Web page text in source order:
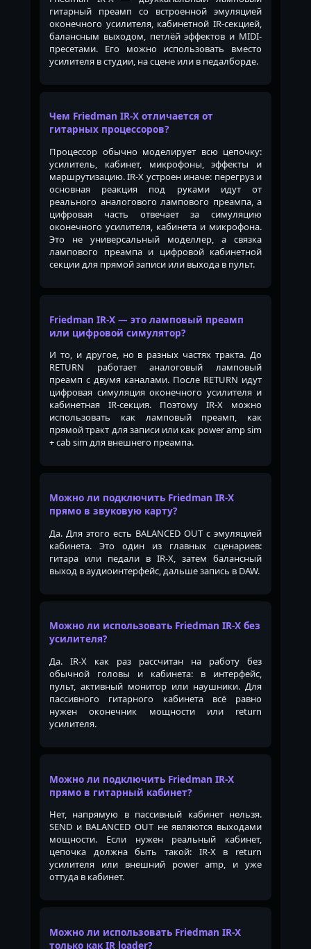
гитарный преамп со встроенной эмуляцией
оконечного усилителя, кабинетной IR-секцией,
балансным выходом, петлёй эффектов и MIDI-
пресетами. Его можно использовать вместо
усилителя в студии, на сцене или в педалборде.
Чем Friedman IR-X отличается от
гитарных процессоров?
Процессор обычно моделирует всю цепочку:
усилитель, кабинет, микрофоны, эффекты и
маршрутизацию. IR-X устроен иначе: перегруз и
основная реакция под руками идут от
реального аналогового лампового преампа, а
цифровая часть отвечает за симуляцию
оконечного усилителя, кабинета и микрофона.
Это не универсальный моделлер, а связка
лампового преампа и цифровой кабинетной
секции для прямой записи или выхода в пульт.
Friedman IR-X — это ламповый преамп
или цифровой симулятор?
И то, и другое, но в разных частях тракта. До
RETURN работает аналоговый ламповый
преамп с двумя каналами. После RETURN идут
цифровая симуляция оконечного усилителя и
кабинетная IR-секция. Поэтому IR-X можно
использовать как ламповый преамп, как
прямой тракт для записи или как power amp sim
+ cab sim для внешнего преампа.
Можно ли подключить Friedman IR-X
прямо в звуковую карту?
Да. Для этого есть BALANCED OUT с эмуляцией
кабинета. Это один из главных сценариев:
гитара или педали в IR-X, затем балансный
выход в аудиоинтерфейс, дальше запись в DAW.
Можно ли использовать Friedman IR-X без
усилителя?
Да. IR-X как раз рассчитан на работу без
обычной головы и кабинета: в интерфейс,
пульт, активный монитор или наушники. Для
пассивного гитарного кабинета всё равно
нужен оконечник мощности или return
усилителя.
Можно ли подключить Friedman IR-X
прямо в гитарный кабинет?
Нет, напрямую в пассивный кабинет нельзя.
SEND и BALANCED OUT не являются выходами
мощности. Если нужен реальный кабинет,
цепочка должна быть такой: IR-X в return
усилителя или внешний power amp, и уже
оттуда в кабинет.
Можно ли использовать Friedman IR-X
только как IR loader?